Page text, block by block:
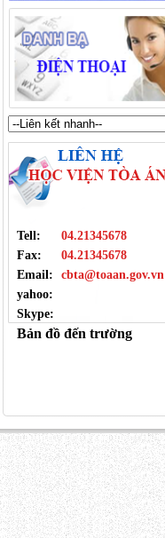
Tell:
04.21345678
Fax:
04.21345678
Email:
cbta@toaan.gov.vn
yahoo:
Skype:
Bản đồ đến trường